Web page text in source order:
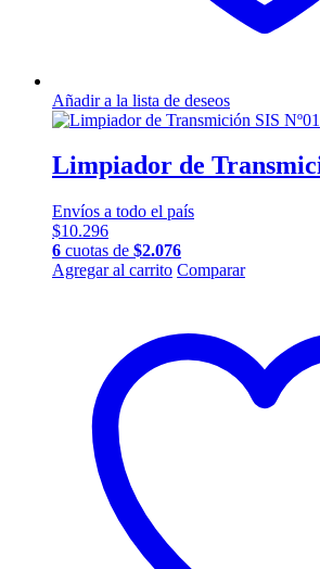
Añadir a la lista de deseos
Limpiador de
Envíos a todo el país
$10.296
6 cuotas de $2.076
Agregar al carrito Comparar